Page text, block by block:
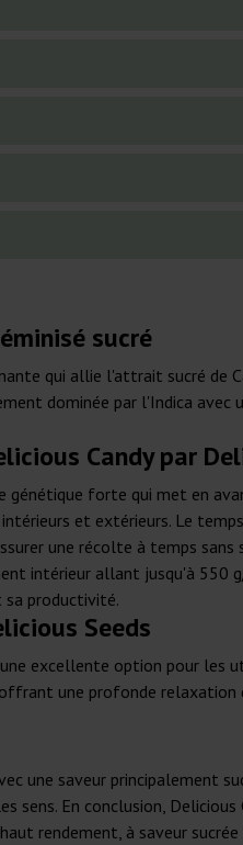
sucré
qui allie l'attrait sucré de
dominée par l'Indica
Candy par
génétique forte qui met en
et extérieurs. Le
une récolte à temps sans
intérieur allant jusqu'à 550
productivité.
Seeds
excellente option pour les
une profonde relaxation
une saveur principalement
En conclusion,
rendement, à saveur